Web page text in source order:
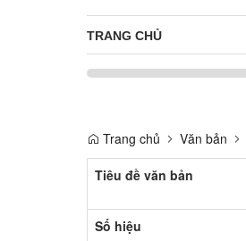
TRANG CHỦ
Trang chủ Văn bản
Tiêu đề văn bản
Số hiệu